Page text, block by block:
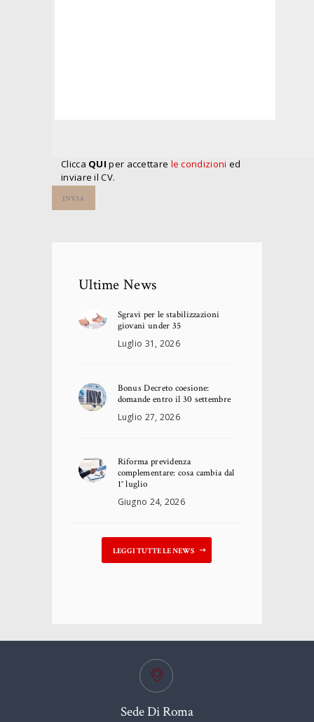
Clicca QUI per accettare le condizioni ed
inviare il CV.
Ultime News
Sgravi per le stabilizzazioni
giovani under 35
Luglio 31, 2026
Bonus Decreto coesione:
domande entro il 30 settembre
Luglio 27, 2026
Riforma previdenza
complementare: cosa cambia dal
1° luglio
Giugno 24, 2026
LEGGI TUTTE LE NEWS
Sede Di Roma